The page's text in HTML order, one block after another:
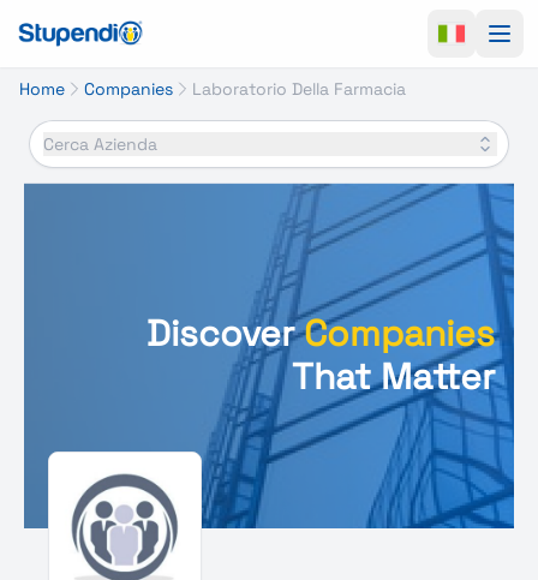
Home Companies Laboratorio Della Farmacia
Cerca Azienda
DiscoverCompanies
That Matter